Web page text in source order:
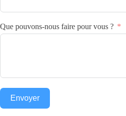
Que pouvons-nous faire pour vous ?
Envoyer